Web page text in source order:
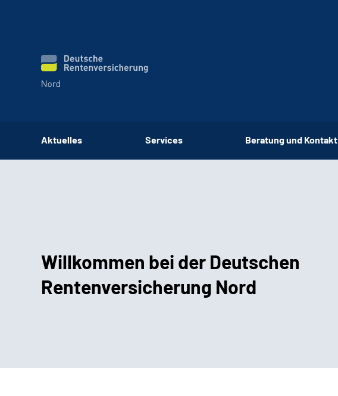
Aktuelles Services Beratung und Kontakt
Willkommen bei der Deutschen
Rentenversicherung Nord